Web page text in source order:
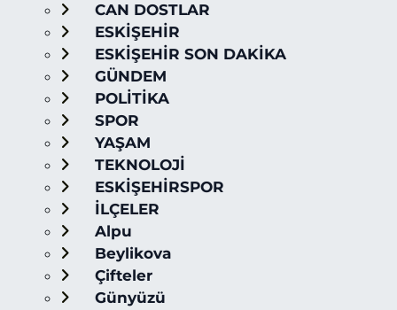
CAN DOSTLAR
ESKİŞEHİR
ESKİŞEHİR SON DAKİKA
GÜNDEM
POLİTİKA
SPOR
YAŞAM
TEKNOLOJİ
ESKİŞEHİRSPOR
İLÇELER
Alpu
Beylikova
Çifteler
Günyüzü